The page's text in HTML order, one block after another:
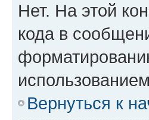
Нет. На этой
кода в
Вернуться к